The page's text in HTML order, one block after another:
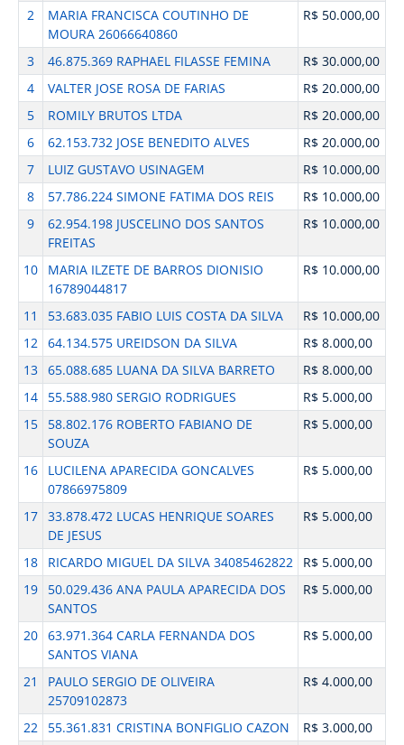
2
MARIA FRANCISCA COUTINHO DE
MOURA 26066640860
R$ 50.000,00
3 46.875.369 RAPHAEL FILASSE FEMINA
R$ 30.000,00
4
VALTER JOSE ROSA DE FARIAS
R$ 20.000,00
5
ROMILY BRUTOS LTDA
R$ 20.000,00
6
62.153.732 JOSE BENEDITO ALVES
R$ 20.000,00
7
LUIZ GUSTAVO USINAGEM
R$ 10.000,00
8
57.786.224 SIMONE FATIMA DOS REIS
R$ 10.000,00
9
62.954.198 JUSCELINO DOS SANTOS
FREITAS
R$ 10.000,00
10
MARIA ILZETE DE BARROS DIONISIO
16789044817
R$ 10.000,00
11 53.683.035 FABIO LUIS COSTA DA SILVA
R$ 10.000,00
12 64.134.575 UREIDSON DA SILVA
R$ 8.000,00
13 65.088.685 LUANA DA SILVA BARRETO
R$ 8.000,00
14
55.588.980 SERGIO RODRIGUES
R$ 5.000,00
15
58.802.176 ROBERTO FABIANO DE
SOUZA
R$ 5.000,00
16
LUCILENA APARECIDA GONCALVES
07866975809
R$ 5.000,00
17 33.878.472 LUCAS HENRIQUE SOARES
DE JESUS
R$ 5.000,00
18 RICARDO MIGUEL DA SILVA 34085462822
R$ 5.000,00
19
50.029.436 ANA PAULA APARECIDA DOS
SANTOS
R$ 5.000,00
20 63.971.364 CARLA FERNANDA DOS
SANTOS VIANA
R$ 5.000,00
21
PAULO SERGIO DE OLIVEIRA
25709102873
R$ 4.000,00
22 55.361.831 CRISTINA BONFIGLIO CAZON
R$ 3.000,00